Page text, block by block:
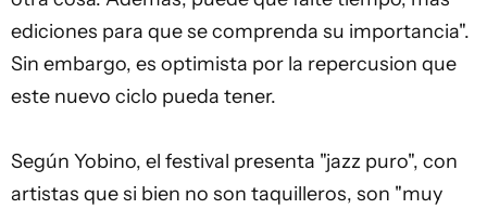
ediciones para que se comprenda su importancia".
Sin embargo, es optimista por la repercusion que
este nuevo ciclo pueda tener.
Según Yobino, el festival presenta "jazz puro", con
artistas que si bien no son taquilleros, son "muy